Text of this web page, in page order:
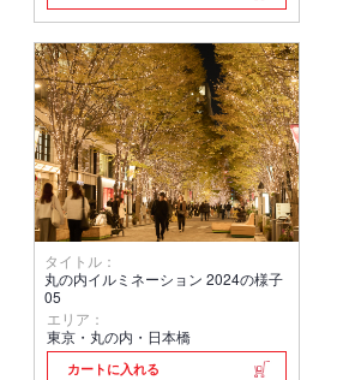
タイトル：
丸の内イルミネーション 2024の様子
05
エリア：
東京・丸の内・日本橋
カートに入れる